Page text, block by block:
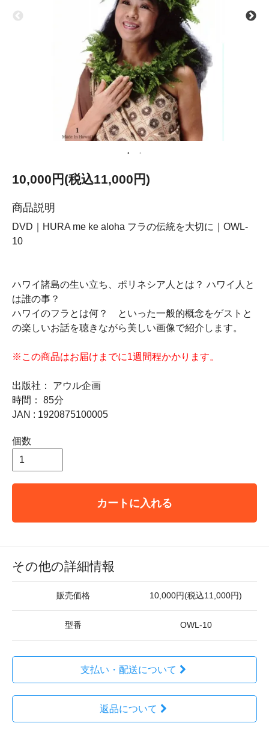
10,000円(税込11,000円)
商品説明
DVD｜HURA me ke aloha フラの伝統を大切に｜OWL-
10
ハワイ諸島の生い立ち、ポリネシア人とは？ ハワイ人と
は誰の事？
ハワイのフラとは何？ といった一般的概念をゲストと
の楽しいお話を聴きながら美しい画像で紹介します。
※この商品はお届けまでに1週間程かかります。
出版社： アウル企画
時間： 85分
JAN : 1920875100005
個数
カートに入れる
その他の詳細情報
販売価格 10,000円(税込11,000円)
型番 OWL-10
支払い・配送について
返品について